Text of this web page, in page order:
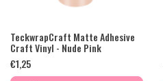
TeckwrapCraft Matte Adhesive
Craft Vinyl - Nude Pink
€1,25